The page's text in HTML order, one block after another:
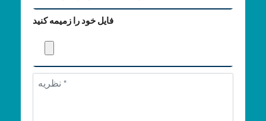
فایل خود را زمیمه کنید